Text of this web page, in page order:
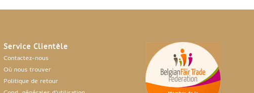
Service Clientèle
Contactez-nous
Où nous trouver
Politique de retour